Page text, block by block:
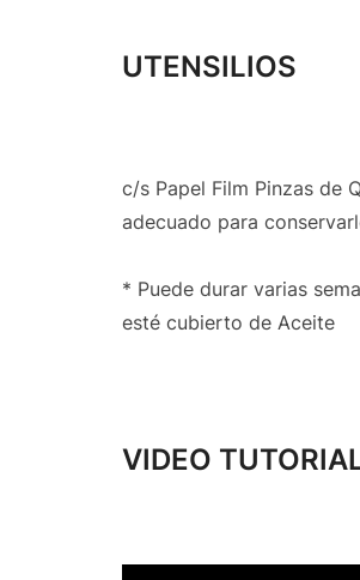
UTENSILIOS
c/s Papel Film Pinzas de
adecuado para
* Puede durar varias
esté cubierto de Aceite
VIDEO